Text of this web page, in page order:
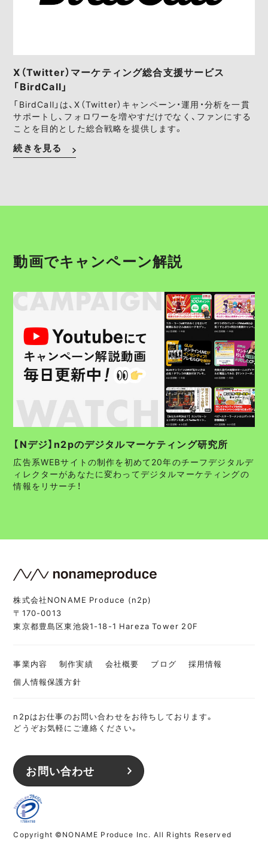
X（Twitter）マーケティング総合支援サービス
「BirdCall」
「BirdCall」は、X（Twitter）キャンペーン・運用・分析を一貫
サポートし、フォロワーを増やすだけでなく、ファンにする
ことを目的とした総合戦略を提供します。
続きを見る
動画でキャンペーン解説
【Nデジ】n2pのデジタルマーケティング研究所
広告系WEBサイトの制作を初めて20年のチーフデジタルデ
ィレクターがあなたに変わってデジタルマーケティングの
情報をリサーチ！
株式会社NONAME Produce (n2p)
〒170-0013
東京都豊島区東池袋1-18-1 Hareza Tower 20F
事業内容 制作実績 会社概要 ブログ
採用情報
個人情報保護方針
n2pはお仕事のお問い合わせをお待ちしております。
どうぞお気軽にご連絡ください。
お問い合わせ
Copyright ©NONAME Produce Inc. All Rights Reserved